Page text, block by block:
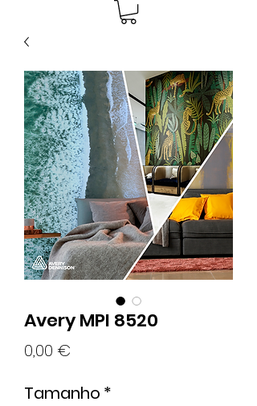
Avery MPI 8520
0,00 €
Tamanho *